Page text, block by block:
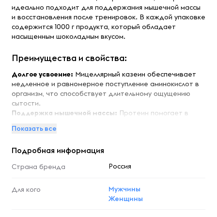
идеально подходит для поддержания мышечной массы
и восстановления после тренировок. В каждой упаковке
содержится 1000 г продукта, который обладает
насыщенным шоколадным вкусом.
Преимущества и свойства:
Долгое усвоение: Мицеллярный казеин обеспечивает
медленное и равномерное поступление аминокислот в
организм, что способствует длительному ощущению
сытости.
Поддержка мышечной массы: Протеин помогает в
важно для спортсменов и активных людей.
или молоке, что делает его идеальным для
Натуральный состав:
Продукт не содержит
безопасным для здоровья.
Идеален как для профессиональных
Показать все
Подробная информация
Страна бренда Россия
Для кого
Мужчины
Женщины